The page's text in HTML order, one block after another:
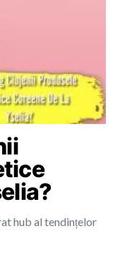
hub al tendințelor